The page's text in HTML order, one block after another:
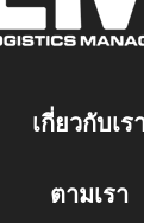
เกี่ยวกับเร
ตามเรา